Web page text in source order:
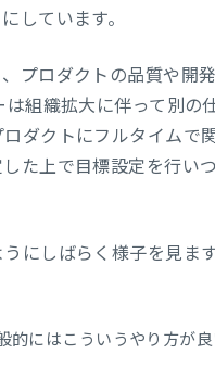
しています。
プロダクトの品質や開
組織拡大に伴って別の
ダクトにフルタイムで
た上で目標設定を行い
にしばらく様子を見ま
的にはこういうやり方が